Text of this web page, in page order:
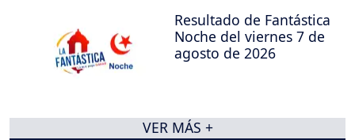
Resultado de Fantástica
Noche del viernes 7 de
agosto de 2026
VER MÁS +